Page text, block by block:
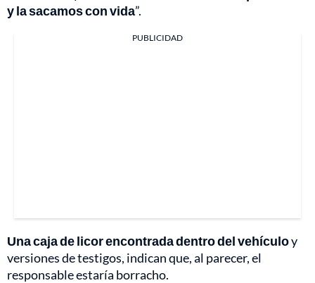
y la sacamos con vida”.
PUBLICIDAD
Una caja de licor encontrada dentro del vehículoy
versiones de testigos, indican que, al parecer, el
responsable estaría borracho.